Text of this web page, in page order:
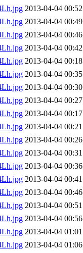
2013-04-04 00:52
2013-04-04 00:49
2013-04-04 00:46
2013-04-04 00:42
2013-04-04 00:18
2013-04-04 00:35
2013-04-04 00:30
2013-04-04 00:27
2013-04-04 00:17
2013-04-04 00:21
2013-04-04 00:26
2013-04-04 00:31
2013-04-04 00:36
2013-04-04 00:41
2013-04-04 00:46
2013-04-04 00:51
2013-04-04 00:56
2013-04-04 01:01
2013-04-04 01:06